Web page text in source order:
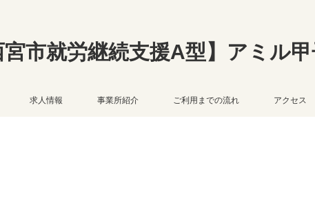
宮市就労継続支援A型】アミル
求人情報 事業所紹介 ご利用までの流れ アクセス